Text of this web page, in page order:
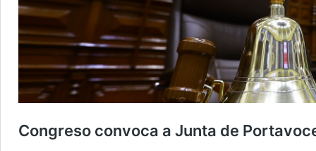
Congreso convoca a Junta de